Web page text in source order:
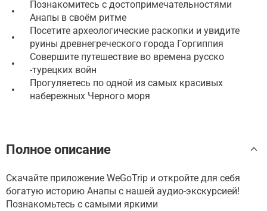
•
Познакомитесь с достопримечательностями
Анапы в своём ритме
•
Посетите археологические раскопки и увидите
руины древнегреческого города Горгиппия
•
Совершите путешествие во времена русско
-турецких войн
•
Прогуляетесь по одной из самых красивых
набережных Черного моря
Полное описание
Скачайте приложение WeGoTrip и откройте для себя
богатую историю Анапы с нашей аудио-экскурсией!
Познакомьтесь с самыми яркими